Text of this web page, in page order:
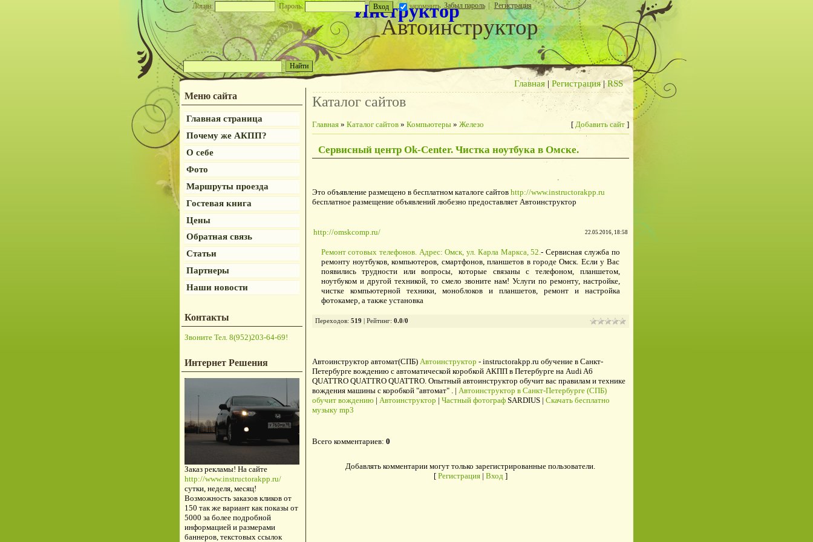
Логин: Пароль: запомнить Забыл пароль | Регистрация
Автоинструктор
Инструктор
Главная| Регистрация|RSS
Меню сайта
Главная страница
Почему же АКПП?
О себе
Фото
Маршруты проезда
Гостевая книга
Цены
Обратная связь
Статьи
Партнеры
Наши новости
Контакты
Звоните Тел. 8(952)203-64-69!
Интернет Решения
Заказ рекламы! На сайте
http://www.instructorakpp.ru/
сутки, неделя, месяц!
Возможность заказов кликов от
150 так же вариант как показы от
5000 за более подробной
информацией и размерами
баннеров, текстовых ссылок
Каталог сайтов
Главная» Каталог сайтов» Компьютеры» Железо [ Добавить сайт]
Сервисный центр Ok-Center. Чистка ноутбука в Омске.
Это объявление размещено в бесплатном каталоге сайтов http://www.instructorakpp.ru
бесплатное размещение объявлений любезно предоставляет Автоинструктор
http://omskcomp.ru/ 22.05.2016, 18:58
Ремонт сотовых телефонов. Адрес: Омск, ул. Карла Маркса, 52.- Сервисная служба по
ремонту ноутбуков, компьютеров, смартфонов, планшетов в городе Омск. Если у Вас
появились трудности или вопросы, которые связаны с телефоном, планшетом,
ноутбуком и другой техникой, то смело звоните нам! Услуги по ремонту, настройке,
чистке компьютерной техники, моноблоков и планшетов, ремонт и настройка
фотокамер, а также установка
Переходов: 519 Рейтинг: 0.0/0
Автоинструктор автомат(СПБ) Автоинструктор - instructorakpp.ru обучение в Санкт-
Петербурге вождению с автоматической коробкой АКПП в Петербурге на Audi A6
QUATTRO QUATTRO QUATTRO. Опытный автоинструктор обучит вас правилам и технике
вождения машины с коробкой "автомат" . | Автоинструктор в Санкт-Петербурге (СПБ)
обучит вождению| Автоинструктор | Частный фотографSARDIUS | Скачать бесплатно
музыку mp3
Всего комментариев: 0
Добавлять комментарии могут только зарегистрированные пользователи.
[ Регистрация| Вход]